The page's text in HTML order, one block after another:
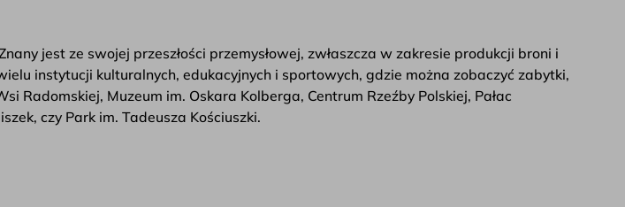
jest ze swojej przeszłości przemysłowej, zwłaszcza w zakresie produkcji broni i
instytucji kulturalnych, edukacyjnych i sportowych, gdzie można zobaczyć zabytki,
Radomskiej, Muzeum im. Oskara Kolberga, Centrum Rzeźby Polskiej, Pałac
czy Park im. Tadeusza Kościuszki.